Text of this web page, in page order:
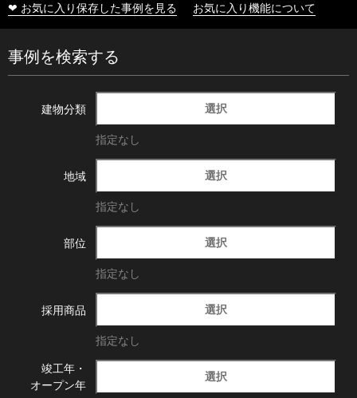
❤ お気に入り保存した事例を見る お気に入り機能について
事例を検索する
建物分類 選択
指定なし
地域 選択
指定なし
部位 選択
指定なし
採用商品 選択
指定なし
竣工年・
オープン年
選択